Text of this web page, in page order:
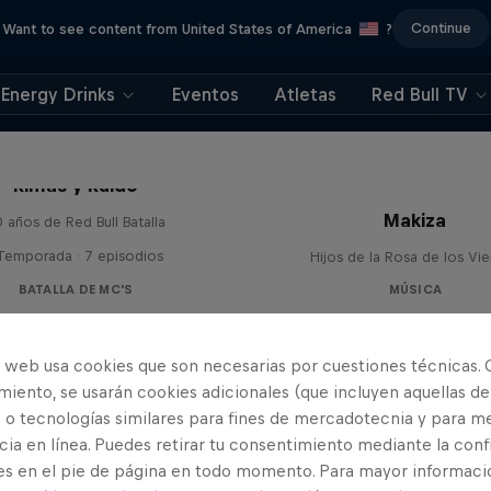
Want to see content from United States of America ? Continue
Energy Drinks Eventos Atletas Red Bull TV
Rimas y Ruido
años de Red Bull Batalla
· 7 episodios
BATALLA DE MC'S
Makiza
Hijos de la Rosa de los
MÚSICA
web usa cookies que son necesarias por cuestiones técnicas.
se usarán cookies adicionales (que incluyen aquellas de
tecnologías similares para fines de mercadotecnia y para
en línea. Puedes retirar tu consentimiento mediante la
en el pie de página en todo momento. Para mayor